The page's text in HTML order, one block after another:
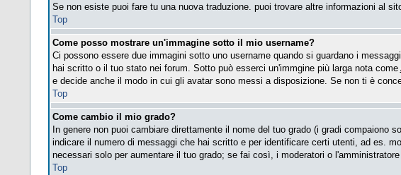
Se non esiste puoi fare tu una nuova traduzione. puoi trovare altre informazioni al
Top
Come posso mostrare un'immagine sotto il mio username?
Ci possono essere due immagini sotto uno username quando si guardano i
hai scritto o il tuo stato nei forum. Sotto può esserci un'immgine più larga nota come
e decide anche il modo in cui gli avatar sono messi a disposizione. Se non ti è
Top
Come cambio il mio grado?
In genere non puoi cambiare direttamente il nome del tuo grado (i gradi
indicare il numero di messaggi che hai scritto e per identificare certi utenti, ad es.
necessari solo per aumentare il tuo grado; se fai così, i moderatori o
Top